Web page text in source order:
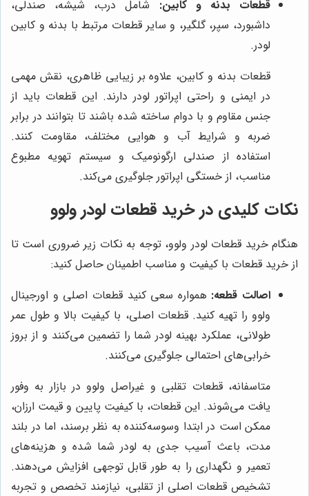
قطعات بدنه و کابین: شامل درب، شیشه، صندلی،
داشبورد، سپر، گلگیر، و سایر قطعات مرتبط با بدنه و کابین
لودر.
قطعات بدنه و کابین، علاوه بر زیبایی ظاهری، نقش مهمی
در ایمنی و راحتی اپراتور لودر دارند. این قطعات باید از
جنس مقاوم و با دوام ساخته شده باشند تا بتوانند در برابر
ضربه و شرایط آب و هوایی مختلف، مقاومت کنند.
استفاده از صندلی ارگونومیک و سیستم تهویه مطبوع
مناسب، از خستگی اپراتور جلوگیری می‌کند.
نکات کلیدی در خرید قطعات لودر ولوو
هنگام خرید قطعات لودر ولوو، توجه به نکات زیر ضروری است تا
از خرید قطعات با کیفیت و مناسب اطمینان حاصل کنید:
اصالت قطعه: همواره سعی کنید قطعات اصلی و اورجینال
ولوو را تهیه کنید. قطعات اصلی، با کیفیت بالا و طول عمر
طولانی، عملکرد بهینه لودر شما را تضمین می‌کنند و از بروز
خرابی‌های احتمالی جلوگیری می‌کنند.
متاسفانه، قطعات تقلبی و غیراصل ولوو در بازار به وفور
یافت می‌شوند. این قطعات، با کیفیت پایین و قیمت ارزان،
ممکن است در ابتدا وسوسه‌کننده به نظر برسند، اما در بلند
مدت، باعث آسیب جدی به لودر شما شده و هزینه‌های
تعمیر و نگهداری را به طور قابل توجهی افزایش می‌دهند.
تشخیص قطعات اصلی از تقلبی، نیازمند تخصص و تجربه